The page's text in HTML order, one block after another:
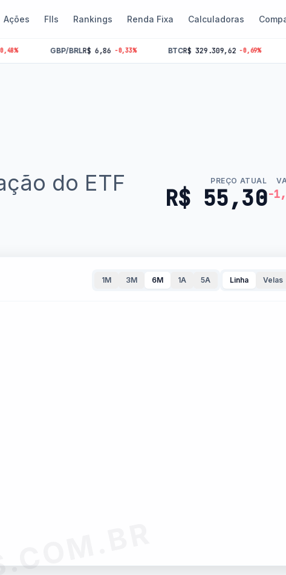
Ações FIIs Rankings Renda Fixa Calculadoras
BRL R$ 6,86 -0,33% BTCR$ 329.309,62 -0,69% SELIC14%
do ETF
PREÇO ATUAL
R$ 55,30-
1M 3M 6M 1A 5A Linha Velas